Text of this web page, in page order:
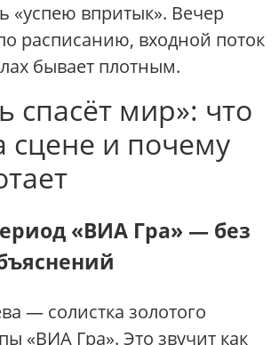
«успею впритык». Вечер
расписанию, входной поток
бывает плотным.
спасёт мир»: что
сцене и почему
«ВИА Гра» — без
— солистка золотого
«ВИА Гра». Это звучит как